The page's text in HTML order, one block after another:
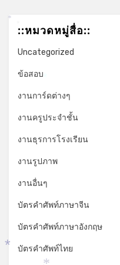
::หมวดหมู่สื่อ::
Uncategorized
ข้อสอบ
งานการ์ดต่างๆ
งานครูประจำชั้น
งานธุรการโรงเรียน
งานรูปภาพ
งานอื่นๆ
บัตรคำศัพท์ภาษาจีน
บัตรคำศัพท์ภาษาอังกฤษ
บัตรคำศัพท์ไทย
*